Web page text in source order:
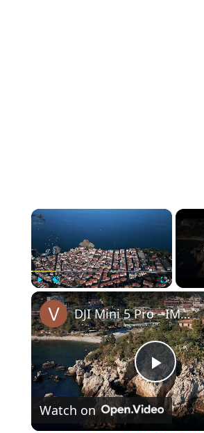
×
Play Unmute Fullscreen
P
DJI Mini 5 Pro - IMU Calibration
Watch on